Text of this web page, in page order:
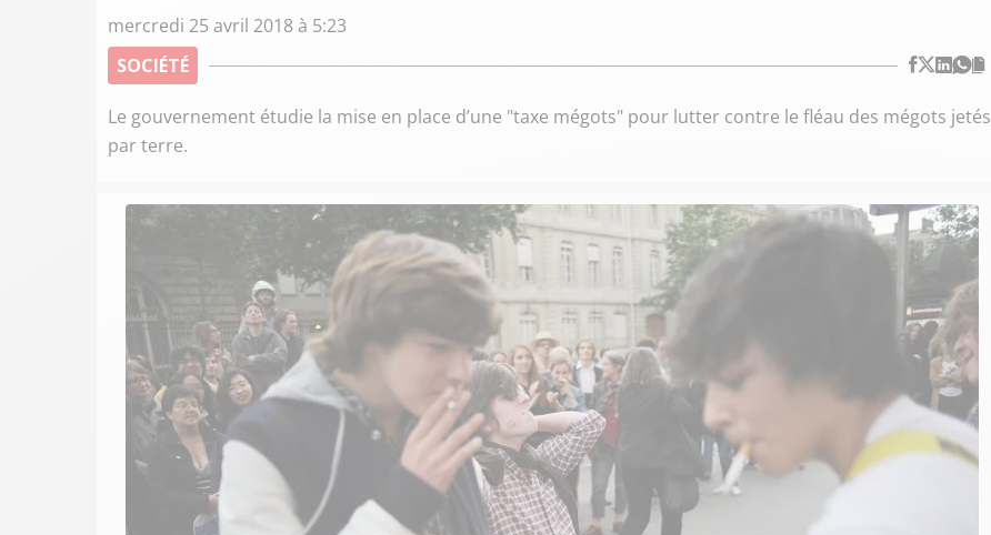
mercredi 25 avril 2018 à 5:23
SOCIÉTÉ
Le gouvernement étudie la mise en place d’une "taxe mégots" pour lutter contre le fléau des mégots jetés
par terre.